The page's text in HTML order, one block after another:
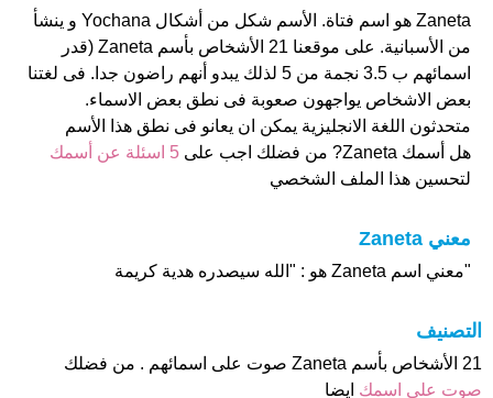
Zaneta هو اسم فتاة. الأسم شكل من أشكال Yochana و ينشأ
من الأسبانية. على موقعنا 21 الأشخاص بأسم Zaneta (قدر
اسمائهم ب 3.5 نجمة من 5 لذلك يبدو أنهم راضون جدا. فى لغتنا
بعض الاشخاص يواجهون صعوبة فى نطق بعض الاسماء.
متحدثون اللغة الانجليزية يمكن ان يعانو فى نطق هذا الأسم
هل أسمك Zaneta? من فضلك اجب على
5 اسئلة عن أسمك
لتحسين هذا الملف الشخصي
معني Zaneta
"معني اسم Zaneta هو : "الله سيصدره هدية كريمة
التصنيف
21 الأشخاص بأسم Zaneta صوت على اسمائهم . من فضلك
صوت على اسمك ايضا